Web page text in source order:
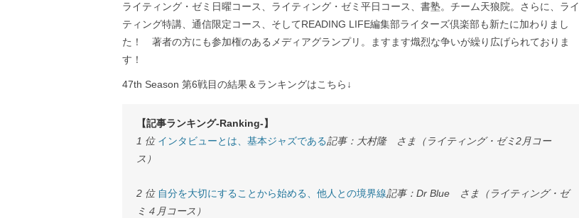
ライティング・ゼミ日曜コース、ライティング・ゼミ平日コース、書塾。チーム天狼院。さらに、ライ
ティング特講、通信限定コース、そしてREADING LIFE編集部ライターズ倶楽部も新たに加わりまし
た！ 著者の方にも参加権のあるメディアグランプリ。ますます熾烈な争いが繰り広げられておりま
す！
47th Season 第6戦目の結果＆ランキングはこちら↓
【記事ランキング-Ranking-】
1 位 インタビューとは、基本ジャズである記事：大村隆 さま（ライティング・ゼミ2月コー
ス）
2 位 自分を大切にすることから始める、他人との境界線記事：Dr Blue さま（ライティング・ゼ
ミ４月コース）